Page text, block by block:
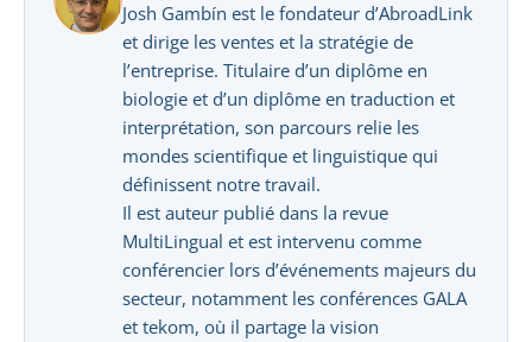
Josh Gambín est le fondateur d’AbroadLink
et dirige les ventes et la stratégie de
l’entreprise. Titulaire d’un diplôme en
biologie et d’un diplôme en traduction et
interprétation, son parcours relie les
mondes scientifique et linguistique qui
définissent notre travail.
Il est auteur publié dans la revue
MultiLingual et est intervenu comme
conférencier lors d’événements majeurs du
secteur, notamment les conférences GALA
et tekom, où il partage la vision